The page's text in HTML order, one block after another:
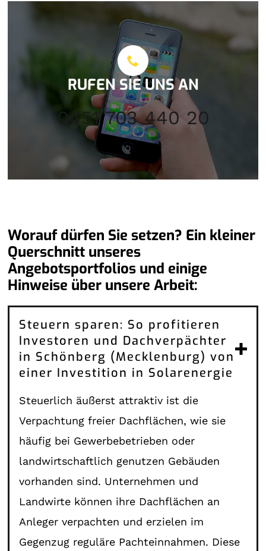
RUFEN SIE UNS AN
0451 703 440 20
Worauf dürfen Sie setzen? Ein kleiner
Querschnitt unseres
Angebotsportfolios und einige
Hinweise über unsere Arbeit:
Steuern sparen: So profitieren
Investoren und Dachverpächter
in Schönberg (Mecklenburg) von
einer Investition in Solarenergie
Steuerlich äußerst attraktiv ist die
Verpachtung freier Dachflächen, wie sie
häufig bei Gewerbebetrieben oder
landwirtschaftlich genutzen Gebäuden
vorhanden sind. Unternehmen und
Landwirte können ihre Dachflächen an
Anleger verpachten und erzielen im
Gegenzug reguläre Pachteinnahmen. Diese